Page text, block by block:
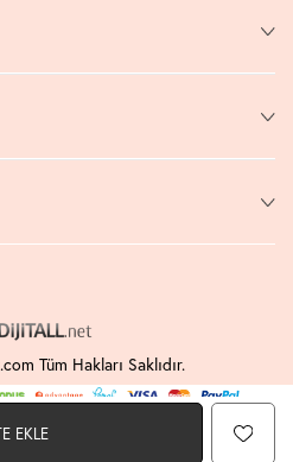
EKLE
Tüm Hakları Saklıdır.